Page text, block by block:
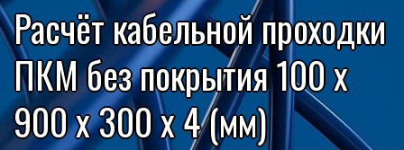
Расчёт кабельной проходки
ПКМ без покрытия 100 x
900 x 300 x 4 (мм)